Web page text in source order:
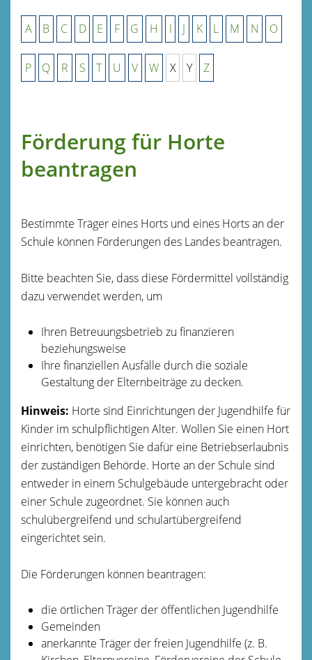
A B C D E F G H I J K L M N O
P Q R S T U V W X Y Z
Förderung für Horte
beantragen
Bestimmte Träger eines Horts und eines Horts an der
Schule können Förderungen des Landes beantragen.
Bitte beachten Sie, dass diese Fördermittel vollständig
dazu verwendet werden, um
Ihren Betreuungsbetrieb zu finanzieren
beziehungsweise
Ihre finanziellen Ausfälle durch die soziale
Gestaltung der Elternbeiträge zu decken.
Hinweis: Horte sind Einrichtungen der Jugendhilfe für
Kinder im schulpflichtigen Alter. Wollen Sie einen Hort
einrichten, benötigen Sie dafür eine Betriebserlaubnis
derzuständigen Behörde. Horte an der Schule sind
entweder in einem Schulgebäude untergebracht oder
einer Schule zugeordnet. Sie können auch
schulübergreifend und schulartübergreifend
eingerichtet sein.
Die Förderungen können beantragen:
die örtlichen Träger der öffentlichen Jugendhilfe
Gemeinden
anerkannte Träger der freien Jugendhilfe (z. B.